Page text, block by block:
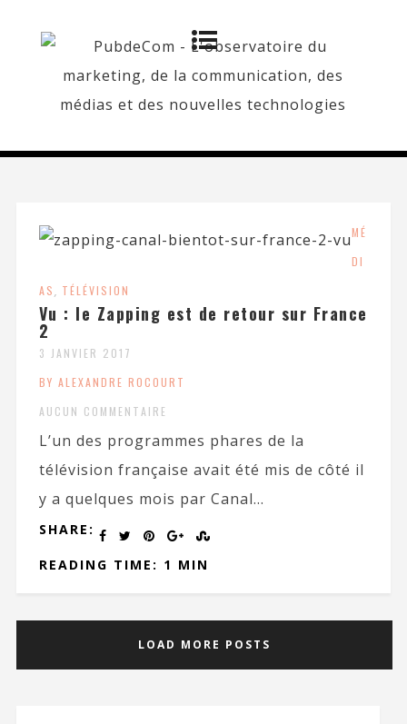
MÉ
DI
AS, TÉLÉVISION
Vu : le Zapping est de retour sur France
2
3 JANVIER 2017
BY ALEXANDRE ROCOURT
AUCUN COMMENTAIRE
L’un des programmes phares de la
télévision française avait été mis de côté il
y a quelques mois par Canal...
SHARE:
READING TIME: 1 MIN
LOAD MORE POSTS